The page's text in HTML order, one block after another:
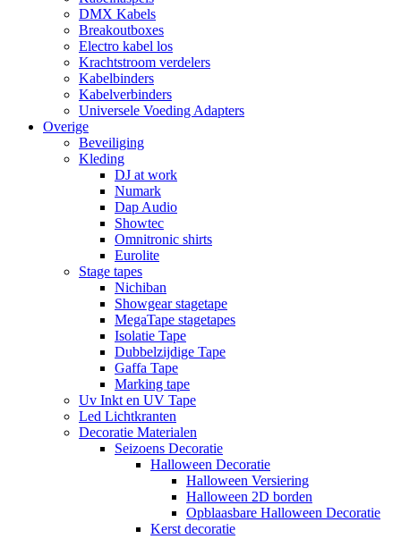
DMX Kabels
Breakoutboxes
Electro kabel los
Krachtstroom verdelers
Kabelbinders
Kabelverbinders
Universele Voeding Adapters
Overige
Beveiliging
Kleding
DJ at work
Numark
Dap Audio
Showtec
Omnitronic shirts
Eurolite
Stage tapes
Nichiban
Showgear stagetape
MegaTape stagetapes
Isolatie Tape
Dubbelzijdige Tape
Gaffa Tape
Marking tape
Uv Inkt en UV Tape
Led Lichtkranten
Decoratie Materialen
Seizoens Decoratie
Halloween Decoratie
Halloween Versiering
Halloween 2D borden
Opblaasbare Halloween Decoratie
Kerst decoratie